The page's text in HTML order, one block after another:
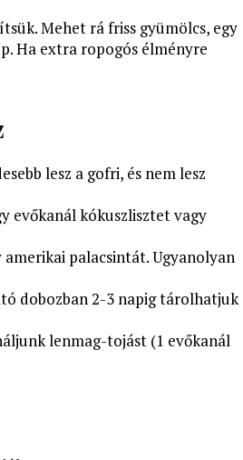
Mehet rá friss gyümölcs, egy
Ha extra ropogós élményre
lesz a gofri, és nem lesz
evőkanál kókuszlisztet vagy
palacsintát. Ugyanolyan
dobozban 2-3 napig tárolhatjuk
lenmag-tojást (1 evőkanál